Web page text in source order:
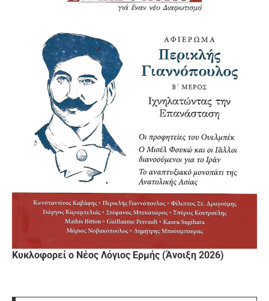
Κυκλοφορεί ο Νέος Λόγιος Ερμής (Άνοιξη 2026)